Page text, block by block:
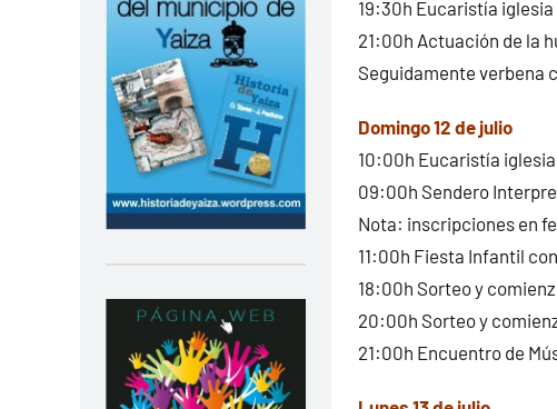
19:30h Eucaristía
21:00h Actuación de la
Seguidamente verbena
Domingo 12 de julio
10:00h Eucaristía
09:00h Sendero
Nota: inscripciones en
11:00h Fiesta Infantil
18:00h Sorteo y
20:00h Sorteo y
21:00h Encuentro de